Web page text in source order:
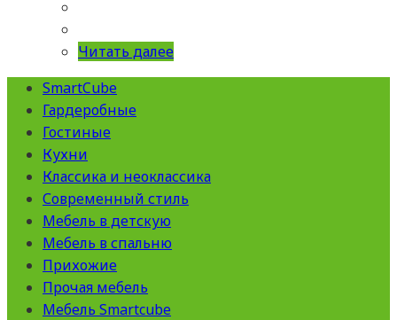
Читать далее
SmartCube
Гардеробные
Гостиные
Кухни
Классика и неоклассика
Современный стиль
Мебель в детскую
Мебель в спальню
Прихожие
Прочая мебель
Мебель Smartcube